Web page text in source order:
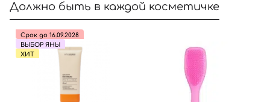
Должно быть в каждой косметичке
Срок до 16.09.2028
ВЫБОР ЯНЫ
ХИТ